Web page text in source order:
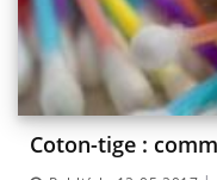
Coton-tige :